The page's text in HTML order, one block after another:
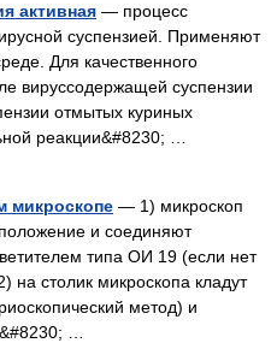
активная — процесс
суспензией. Применяют
Для качественного
вируссодержащей суспензии
отмытых куриных
реакции&#8230; …
микроскопе — 1) микроскоп
и соединяют
типа ОИ 19 (если нет
на столик микроскопа кладут
метод) и
…